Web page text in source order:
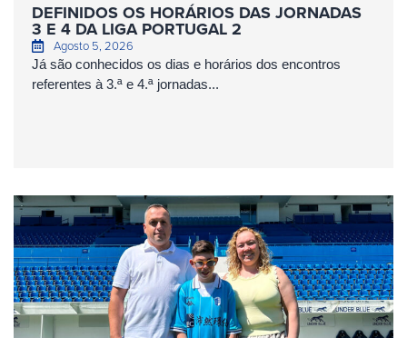
DEFINIDOS OS HORÁRIOS DAS JORNADAS
3 E 4 DA LIGA PORTUGAL 2
Agosto 5, 2026
Já são conhecidos os dias e horários dos encontros
referentes à 3.ª e 4.ª jornadas...